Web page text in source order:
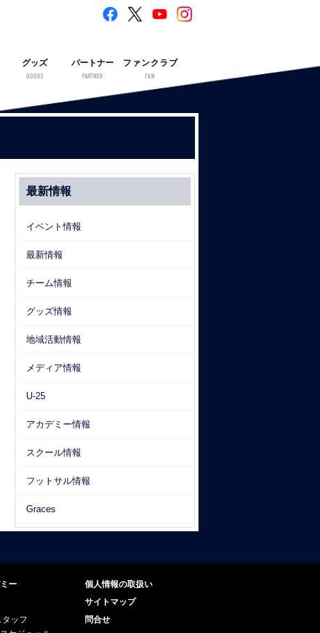
グッズ
GOODS
パートナー
PARTNER
ファンクラブ
FAN
最新情報
イベント情報
最新情報
チーム情報
グッズ情報
地域活動情報
メディア情報
U-25
アカデミー情報
スクール情報
フットサル情報
Graces
ー
ッフ
個人情報の取扱い
サイトマップ
問合せ